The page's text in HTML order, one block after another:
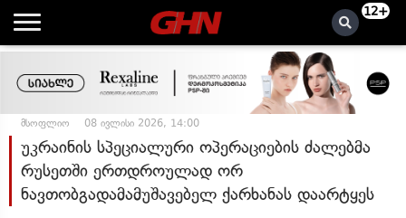
12+
მსოფლიო 08 ივლისი 2026, 14:00
უკრაინის სპეციალური ოპერაციების ძალებმა
რუსეთში ერთდროულად ორ
ნავთობგადამამუშავებელ ქარხანას დაარტყეს